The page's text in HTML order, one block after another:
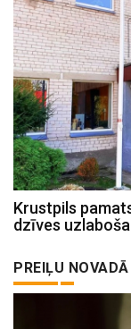
Krustpils
dzīves
PREIĻU NOVADĀ